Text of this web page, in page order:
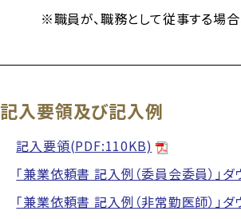
※職員が、職務として従事する場合、
記入要領及び記入例
記入要領(PDF:110KB)
「兼業依頼書 記入例（委員会委員）」
「兼業依頼書 記入例（非常勤医師）」